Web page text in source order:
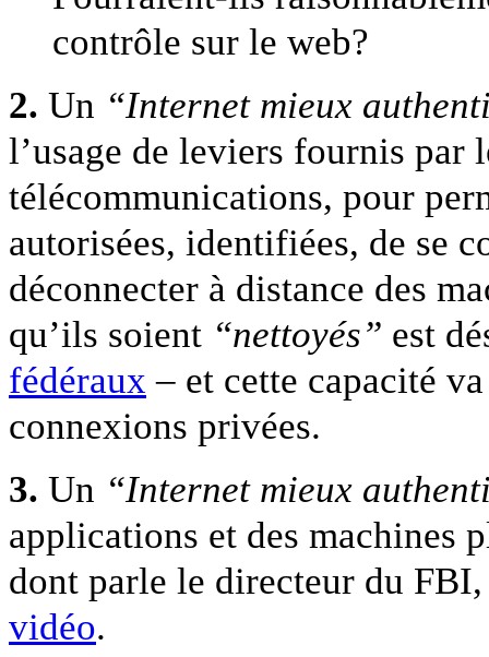
contrôle sur le web?
2. Un “Internet mieux
l’usage de leviers fournis par
télécommunications, pour
autorisées, identifiées, de se
déconnecter à distance des
qu’ils soient “nettoyés” est
fédéraux – et cette capacité
connexions privées.
3. Un “Internet mieux
applications et des machines
dont parle le directeur du
vidéo.